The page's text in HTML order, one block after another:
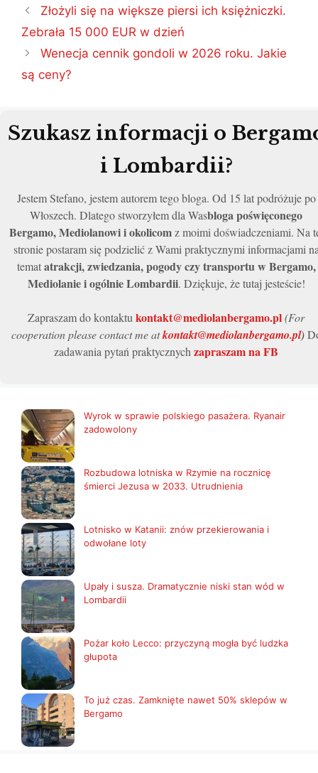
Nawigacja
wpisu
Złożyli się na większe piersi ich księżniczki.
Zebrała 15 000 EUR w dzień
Wenecja cennik gondoli w 2026 roku. Jakie
są ceny?
Szukasz informacji o
i Lombardii?
Jestem Stefano, jestem autorem tego bloga. Od 15 lat podróżuje po
Włoszech. Dlatego stworzyłem dla Wasbloga poświęconego
Bergamo, Mediolanowi i okolicomz moimi doświadczeniami. Na
stronie postaram się podzielić z Wami praktycznymi informacjami
tematatrakcji, zwiedzania, pogody czy transportu w Bergamo,
Mediolanie i ogólnie Lombardii. Dziękuje, że tutaj jesteście!
Zapraszam do kontaktu kontakt@mediolanbergamo.pl(For
cooperation please contact me atkontakt@mediolanbergamo.pl)
zadawania pytań praktycznych zapraszam na FB
Wyrok w sprawie polskiego pasażera. Ryanair
zadowolony
Rozbudowa lotniska w Rzymie na rocznicę
śmierci Jezusa w 2033. Utrudnienia
Lotnisko w Katanii: znów przekierowania i
odwołane loty
Upały i susza. Dramatycznie niski stan wód w
Lombardii
Pożar koło Lecco: przyczyną mogła być ludzka
głupota
To już czas. Zamknięte nawet 50% sklepów w
Bergamo